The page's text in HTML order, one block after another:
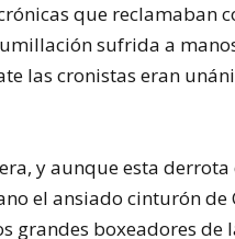
que reclamaban
sufrida a
las cronistas eran
y aunque esta
el ansiado cinturón
grandes boxeadores de